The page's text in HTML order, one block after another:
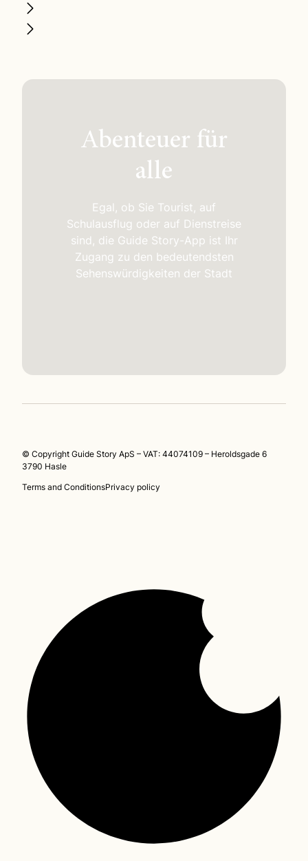
Abenteuer für
alle
Egal, ob Sie Tourist, auf
Schulausflug oder auf Dienstreise
sind, die Guide Story-App ist Ihr
Zugang zu den bedeutendsten
Sehenswürdigkeiten der Stadt
© Copyright Guide Story ApS – VAT: 44074109 – Heroldsgade 6
3790 Hasle
Terms and ConditionsPrivacy policy